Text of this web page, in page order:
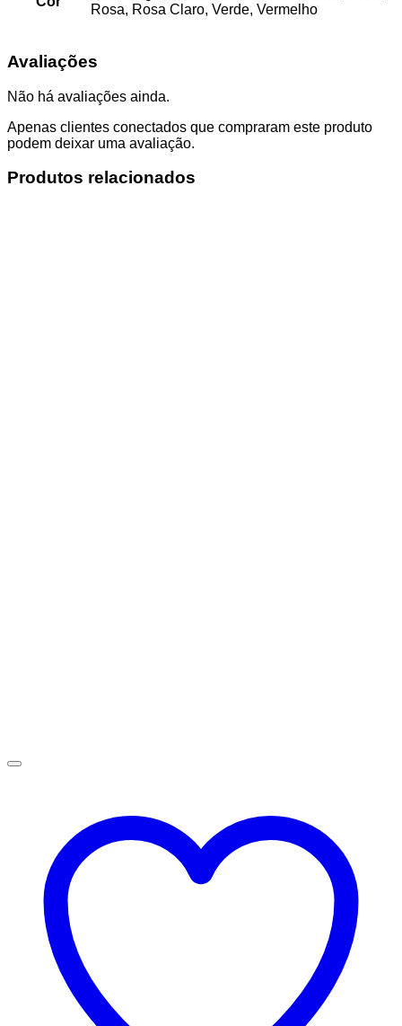
Rosa, Rosa Claro, Verde, Vermelho
Avaliações
Não há avaliações ainda.
Apenas clientes conectados que compraram este produto
podem deixar uma avaliação.
Produtos relacionados